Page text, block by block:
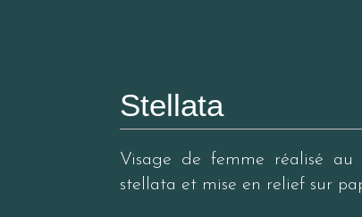
Stellata
Visage de femme réalisé
stellata et mise en relief sur